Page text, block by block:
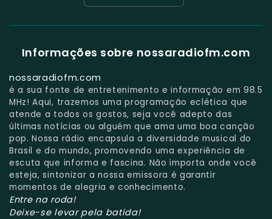
Informações sobre nossaradiofm.com
nossaradiofm.com
é a sua fonte de entretenimento e informação em 98.5
MHz! Aqui, trazemos uma programação eclética que
atende a todos os gostos, seja você adepto das
últimas notícias ou alguém que ama uma boa canção
pop. Nossa rádio encapsula a diversidade musical do
Brasil e do mundo, promovendo uma experiência de
escuta que informa e fascina. Não importa onde você
esteja, sintonizar a nossa emissora é garantir
momentos de alegria e conhecimento.
Entre na roda!
Deixe-se levar pela batida!